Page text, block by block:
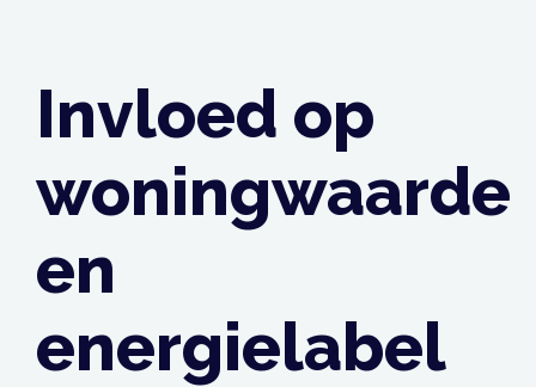
Invloed op
woningwaarde
en
energielabel